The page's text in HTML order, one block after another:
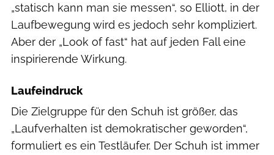
„statisch kann man sie messen“, so Elliott, in der
Laufbewegung wird es jedoch sehr kompliziert.
Aber der „Look of fast“ hat auf jeden Fall eine
inspirierende Wirkung.
Laufeindruck
Die Zielgruppe für den Schuh ist größer, das
„Laufverhalten ist demokratischer geworden“,
formuliert es ein Testläufer. Der Schuh ist immer